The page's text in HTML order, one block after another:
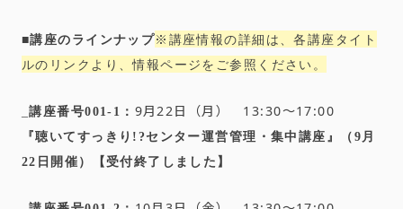
■講座のラインナップ※講座情報の詳細は、各講座タイト
ルのリンクより、情報ページをご参照ください。
_講座番号001-1： 9月22日（月） 13:30〜17:00
『聴いてすっきり!?センター運営管理・集中講座』（9月
22日開催）
【受付終了しました】